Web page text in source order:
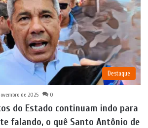
Destaque
de 2025 0
do Estado continuam indo para
falando, o quê Santo Antônio de